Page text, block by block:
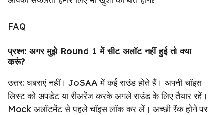
FAQ
प्रश्न: अगर मुझे Round 1 में सीट अलॉट नहीं हुई तो क्या
करूं?
उत्तर: घबराएं नहीं। JoSAA में कई राउंड होते हैं। अपनी चॉइस
लिस्ट को अपडेट या रीअरेंज करके अगले राउंड के लिए तैयार रहें।
Mock अलॉटमेंट से पहले चॉइस लॉक कर लें। अच्छी रैंक होने पर